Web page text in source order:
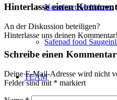
Nanofaser Meltblown
Safepad food
TEAM
Hinterlasse einen
An der Diskussion beteiligen?
Hinterlasse uns deinen Kommentar!
Schreibe einen Kommentar
Deine E-Mail-Adresse wird nicht
Felder sind mit * markiert